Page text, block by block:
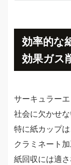
効率的な
効果ガス
サーキュラー
社会に欠かせ
特に紙カップ
クラミネート
紙回収には適